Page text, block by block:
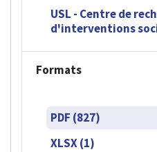
USL - Centre de
d'interventions
Formats
PDF (827)
XLSX (1)